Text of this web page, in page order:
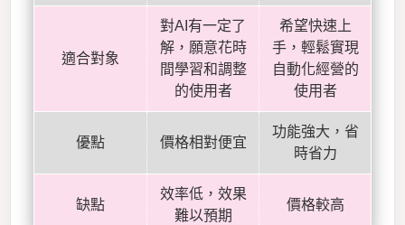
適合對象
對AI有一定了
解，願意花時
間學習和調整
的使用者
希望快速上
手，輕鬆實現
自動化經營的
使用者
優點 價格相對便宜
功能強大，省
時省力
缺點
效率低，效果
難以預期
價格較高